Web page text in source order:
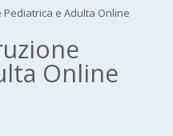
e Adulta Online
Online